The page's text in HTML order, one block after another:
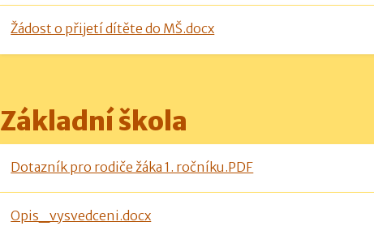
Žádost o přijetí dítěte do MŠ.docx
Základní škola
Dotazník pro rodiče žáka 1. ročníku.PDF
Opis_vysvedceni.docx